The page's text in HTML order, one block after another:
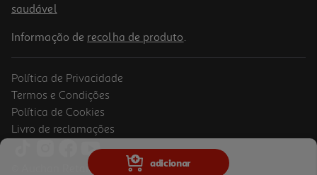
adicionar
Jogo Minecraft Nintendo Switch Legends Deluxe Edition
saudável
Informação de recolha de produto.
Política de Privacidade
Termos e Condições
Política de Cookies
Livro de reclamações
© Auchan Retail Portugal